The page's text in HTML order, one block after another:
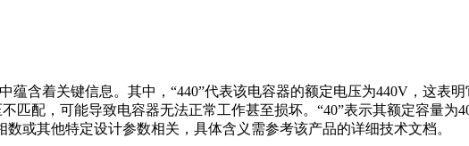
蕴含着关键信息。其中，“440”代表该电容器的额定电压为440V，这
匹配，可能导致电容器无法正常工作甚至损坏。“40”表示其额定容量
数或其他特定设计参数相关，具体含义需参考该产品的详细技术文档。